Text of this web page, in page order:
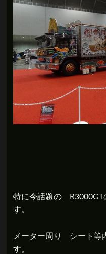
特に今話題の R3000GT
す。
メーター周り シート等
す。